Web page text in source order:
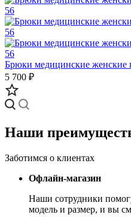
Брюки медицинские женские
5 700 ₽
Наши
Заботимся о клиентах
Офлайн-магазин
Наши сотрудники
модель и размер, и вы